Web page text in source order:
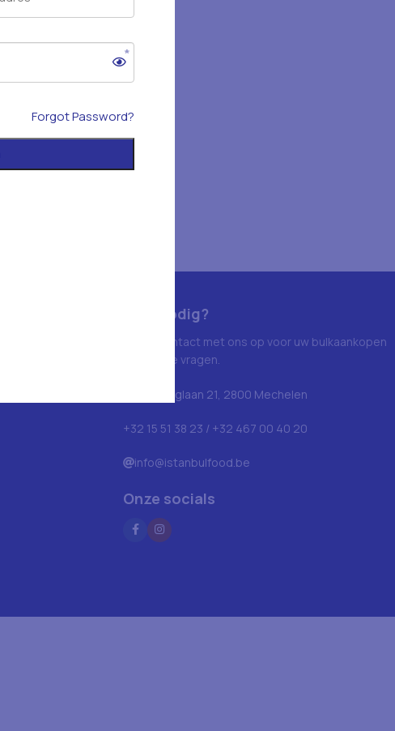
Hulp nodig?
Neem contact met ons op voor uw bulkaankopen
en andere vragen.
Blarenberglaan 21, 2800 Mechelen
+32 15 51 38 23 / +32 467 00 40 20
info@istanbulfood.be
Onze socials
Forgot Password?